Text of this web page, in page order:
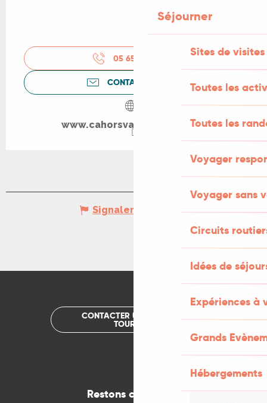
Séjourner
Sites de visites
Toutes les
Toutes les
Voyager
Voyager sans
Circuits
Idées de
Expériences à
Grands
Hébergements
05 65 53 20
CONTACTEZ-NOUS
www.cahorsvalleedulot.com
Signaler une erreur
CONTACTER UN OFFICE DE
TOURISME
Restons connectés